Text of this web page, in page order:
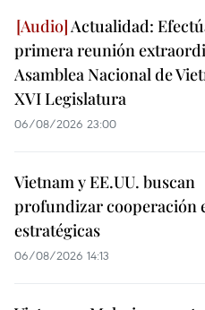
Actualidad:
primera reunión
Asamblea Nacional de
XVI Legislatura
06/08/2026 23:00
Vietnam y EE.UU. buscan
profundizar cooperación
estratégicas
06/08/2026 14:13